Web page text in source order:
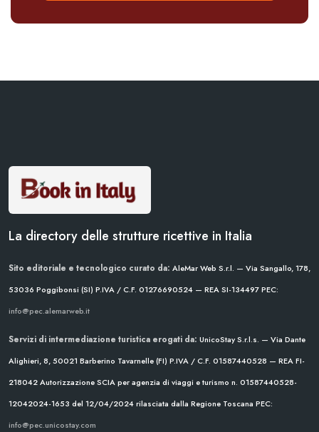
La directory delle strutture ricettive in Italia
Sito editoriale e tecnologico curato da: AleMar Web S.r.l. — Via Sangallo, 178,
53036 Poggibonsi (SI) P.IVA / C.F. 01276690524 — REA SI-134497PEC:
info@pec.alemarweb.it
Servizi di intermediazione turistica erogati da: UnicoStay S.r.l.s. — Via Dante
Alighieri, 8, 50021 Barberino Tavarnelle (FI) P.IVA / C.F. 01587440528 — REA FI-
218042Autorizzazione SCIA per agenzia di viaggi e turismo n. 01587440528-
12042024-1653 del 12/04/2024rilasciata dalla Regione Toscana PEC:
info@pec.unicostay.com